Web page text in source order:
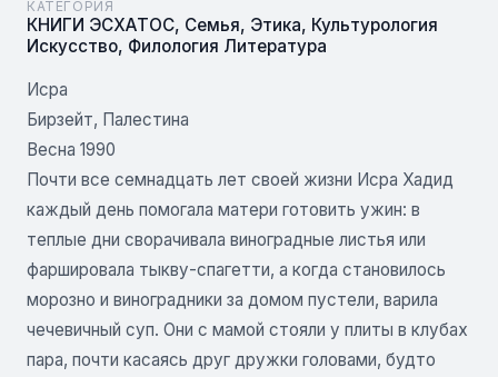
КАТЕГОРИЯ
КНИГИ ЭСХАТОС, Семья, Этика, Культурология
Искусство, Филология Литература
Исра
Бирзейт, Палестина
Весна 1990
Почти все семнадцать лет своей жизни Исра Хадид
каждый день помогала матери готовить ужин: в
теплые дни сворачивала виноградные листья или
фаршировала тыкву-спагетти, а когда становилось
морозно и виноградники за домом пустели, варила
чечевичный суп. Они с мамой стояли у плиты в клубах
пара, почти касаясь друг дружки головами, будто